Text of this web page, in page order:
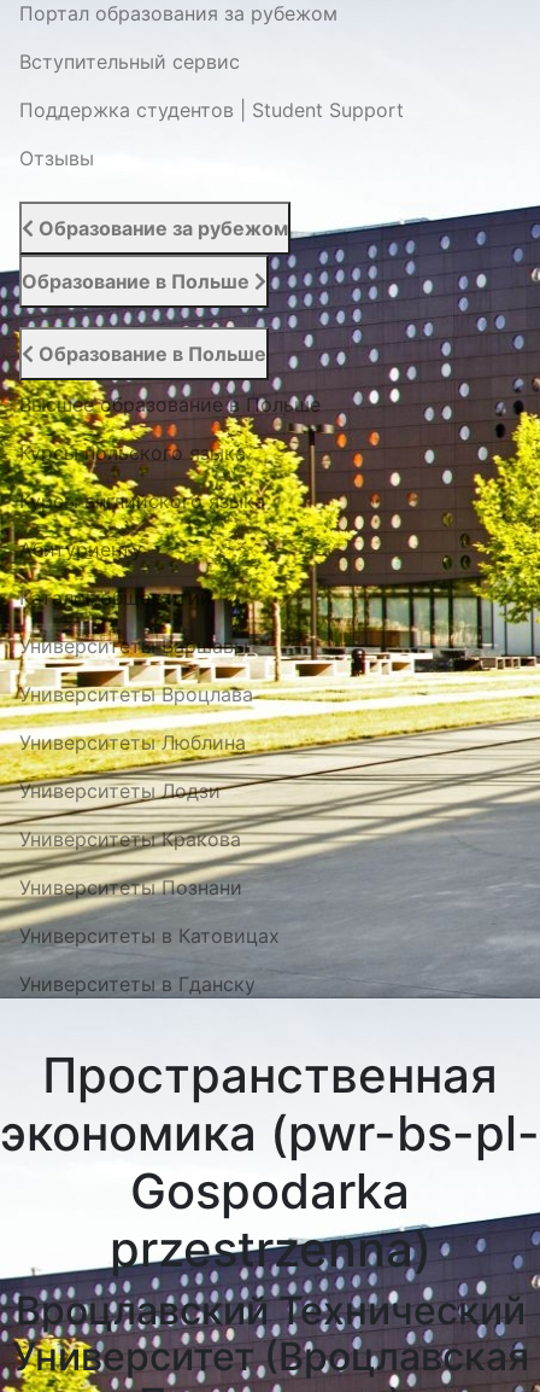
Портал образования за рубежом
Вступительный сервис
Поддержка студентов | Student Support
Отзывы
Образование за рубежом
Образование в Польше
Образование в Польше
Высшее образование в Польше
Курсы польского языка
Курсы английского языка
Абитуриенту
Каталог общежитий
Университеты Варшавы
Университеты Вроцлава
Университеты Люблина
Университеты Лодзи
Университеты Кракова
Университеты Познани
Университеты в Катовицах
Университеты в Гданску
Пространственная
экономика (pwr-bs-pl-
Gospodarka
przestrzenna)
Вроцлавский Технический
Университет (Вроцлавская